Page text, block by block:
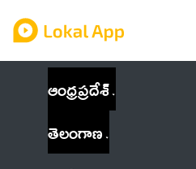
ఆంధ్రప్రదేశ్
తెలంగాణ